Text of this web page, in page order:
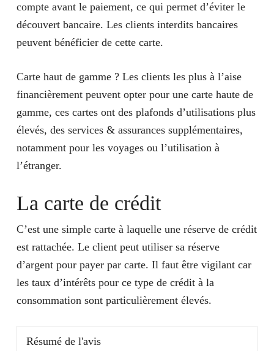
compte avant le paiement, ce qui permet d’éviter le
découvert bancaire. Les clients interdits bancaires
peuvent bénéficier de cette carte.
Carte haut de gamme ?Les clients les plus à l’aise
financièrement peuvent opter pour une carte haute de
gamme, ces cartes ont des plafonds d’utilisations plus
élevés, des services & assurances supplémentaires,
notamment pour les voyages ou l’utilisation à
l’étranger.
La carte de crédit
C’est une simple carte à laquelle une réserve de crédit
est rattachée. Le client peut utiliser sa réserve
d’argent pour payer par carte. Il faut être vigilant car
les taux d’intérêts pour ce type de crédit à la
consommation sont particulièrement élevés.
Résumé de l'avis